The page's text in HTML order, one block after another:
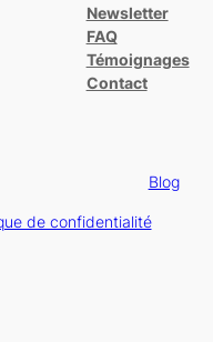
Newsletter
FAQ
Témoignages
Contact
Blog
de confidentialité